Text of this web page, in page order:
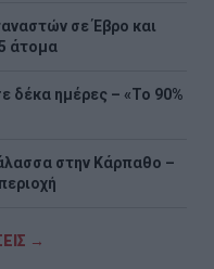
σε Έβρο και
άτομα
δέκα ημέρες – «Το 90%
στην Κάρπαθο –
→